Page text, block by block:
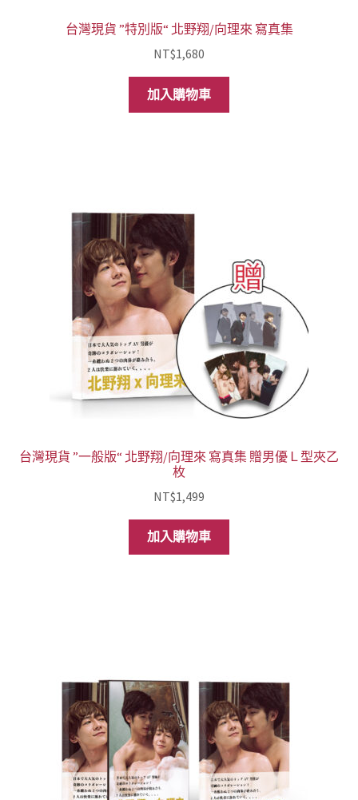
台灣現貨 ”特別版“ 北野翔/向理來 寫真集
NT$1,680
加入購物車
台灣現貨 ”一般版“ 北野翔/向理來 寫真集 贈男優Ｌ型夾乙
枚
NT$1,499
加入購物車